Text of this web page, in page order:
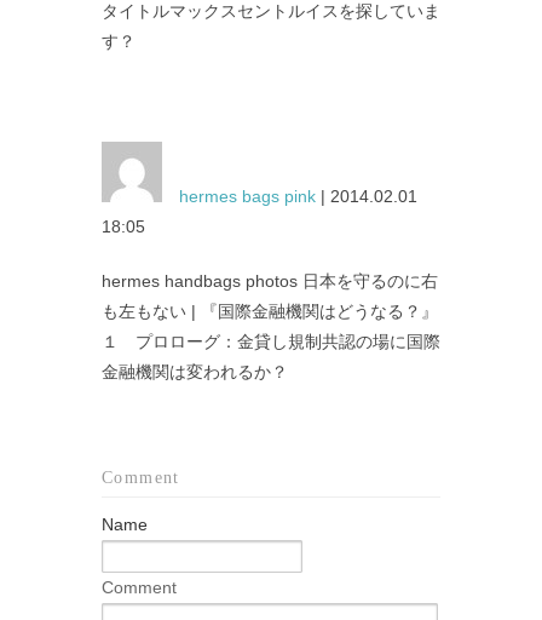
タイトルマックスセントルイスを探していま
す？
hermes bags pink | 2014.02.01
18:05
hermes handbags photos 日本を守るのに右
も左もない | 『国際金融機関はどうなる？』
１ プロローグ：金貸し規制共認の場に国際
金融機関は変われるか？
Comment
Name
Comment